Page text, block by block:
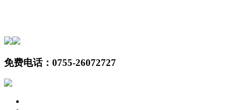
免费电话： 0755-26072727